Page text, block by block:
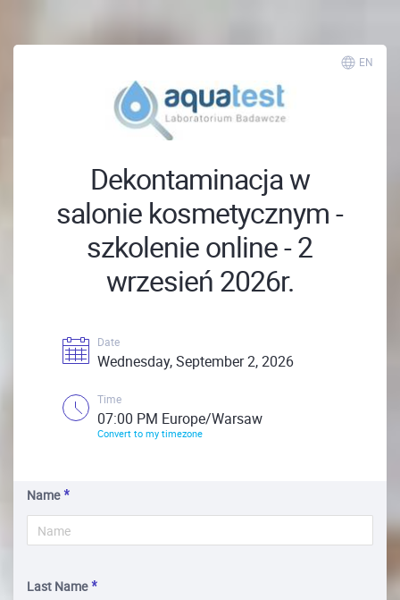
EN
Dekontaminacja w
salonie kosmetycznym -
szkolenie online - 2
wrzesień 2026r.
Date
Wednesday, September 2, 2026
Time
07:00 PM Europe/Warsaw
Convert to my timezone
Name
Last Name